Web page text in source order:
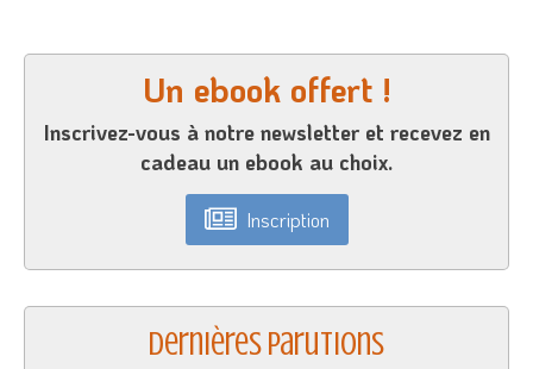
Un ebook offert !
Inscrivez-vous à notre newsletter et recevez en
cadeau un ebook au choix.
Inscription
Dernières parutions